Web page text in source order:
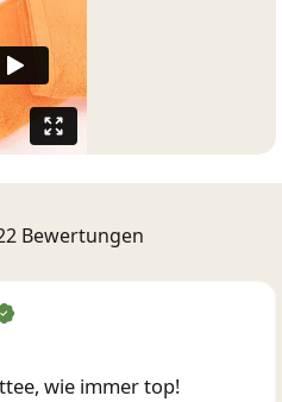
Bewertungen
wie immer top!